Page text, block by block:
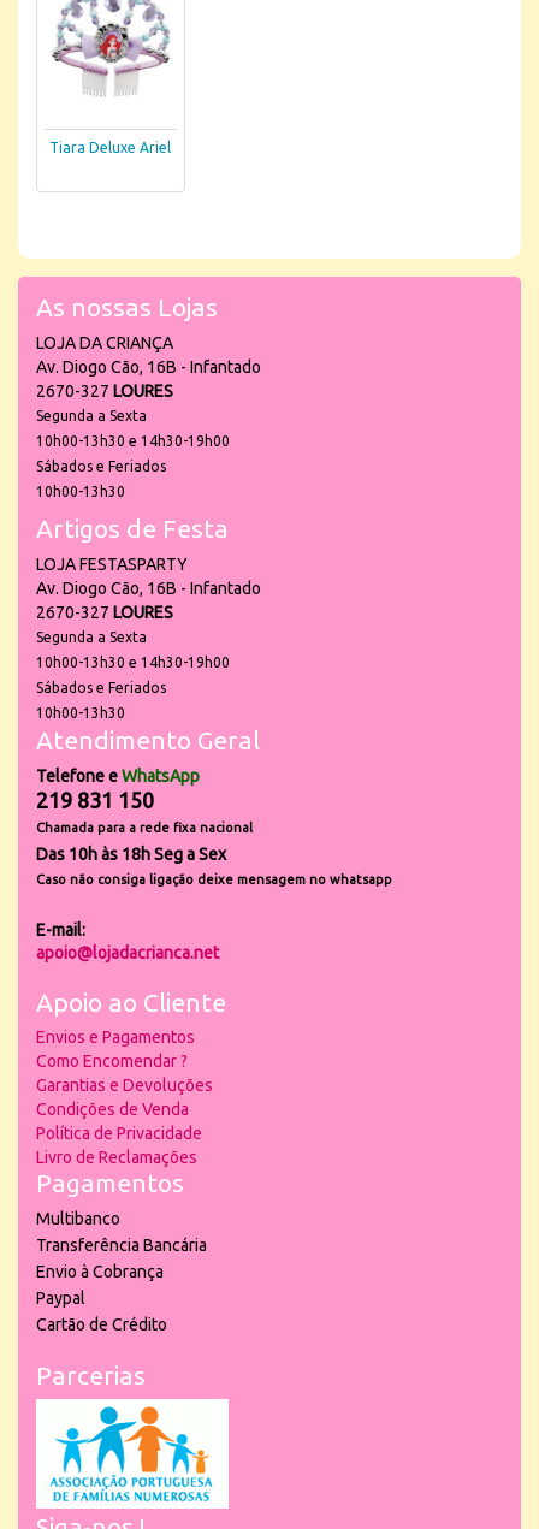
Tiara Deluxe Ariel
As nossas Lojas
LOJA DA CRIANÇA
Av. Diogo Cão, 16B - Infantado
2670-327 LOURES
Segunda a Sexta
10h00-13h30 e 14h30-19h00
Sábados e Feriados
10h00-13h30
Artigos de Festa
LOJA FESTASPARTY
Av. Diogo Cão, 16B - Infantado
2670-327 LOURES
Segunda a Sexta
10h00-13h30 e 14h30-19h00
Sábados e Feriados
10h00-13h30
Atendimento Geral
Telefone eWhatsApp
219 831 150
Chamada para a rede fixa nacional
Das 10h às 18h Seg a Sex
Caso não consiga ligação deixe mensagem no whatsapp
E-mail:
apoio@lojadacrianca.net
Apoio ao Cliente
Envios e Pagamentos
Como Encomendar ?
Garantias e Devoluções
Condições de Venda
Política de Privacidade
Livro de Reclamações
Pagamentos
Multibanco
Transferência Bancária
Envio à Cobrança
Paypal
Cartão de Crédito
Parcerias